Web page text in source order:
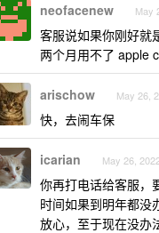
neofacenew May
客服说如果你刚好就
两个月用不了 apple
arischow May 26,
快，去闹车保
icarian May 26,
你再打电话给客服，
时间如果到明年都没
放心，至于现在没办